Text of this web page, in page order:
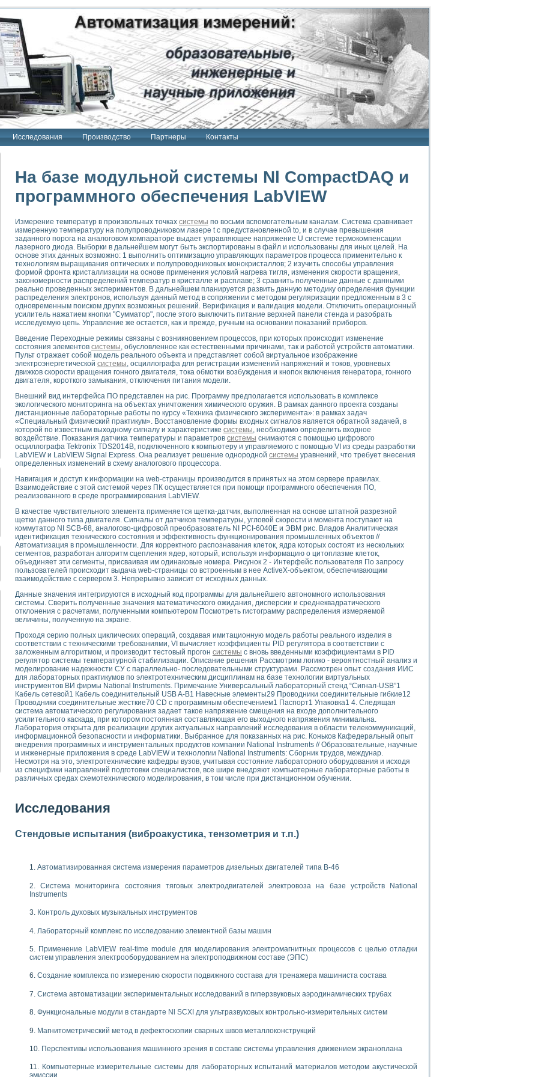
Исследования Производство Партнеры Контакты
"Сигнал-USB"
Интроскан
система
USB"
терапии серии СКАН
тензометрия и т.п.)
измерения параметров дизельных двигателей типа В-46
тяговых электродвигателей электровоза на базе устройств National Instruments
инструментов
элементной базы машин
module для моделирования электромагнитных процессов с целью отладки систем управления электрооборудованием на электроподвижном составе
скорости подвижного состава для тренажера машиниста состава
исследований в гиперзвуковых аэродинамических трубах
Nl SCXI для ультразвуковых контрольно-измерительных систем
сварных швов металлоконструкций
зрения в составе системы управления движением экраноплана
системы для лабораторных испытаний материалов методом акустической эмиссии
комплекс аппаратуры для определения тепловых и электрических характеристик и параметров силовых полупроводниковых приборов
процессов ДВС в динамических режимах
систем передачи данных
для исследования АЧХ и ФЧХ активных фильтров
для исследования параметров двухполюсников резонансным методом
операционных усилителей с применением аппаратно-программных средств NATIONAL INSTRUMENTS
на основе цифровой обработки выборок мгновенных значений
выравнивания электрических каналов
компенсации эхо-сигналов
математического моделирования сверхширокополосного стробоскопического осциллографа и исследования методов расширения его полосы
измерителя ВАХ фотоэлементов на базе виртуальных средств измерений
генератора сигналов - имитатора джиттера и измерителя параметров джиттера
исследование линейных антенн и антенных решеток в учебной лаборатории средствами LabVIEW
модуля с высоким разрешением для создания SPICE- модели импульсного сигнала
радиолокационного сигнала и его FFT анализ в программной среде Lab VIEW 7.1
уравнений состояния для исследования переходных процессов в среде LabVIEW
для устройства сбора данных NI USB-6009
стенда для измерения относительного остаточного электросопротивления (RRR) сверхпроводников
построения картины возбуждения комбинационных колебаний в пространстве Ван Дер Поля
показателей качества электрической энергии
управления источником питания PSP 2010 фирмы GW INSTEK
амперных характеристик солнечных модулей на базе USB-6008
нано-, фемто-, биотехнологии и мехатроника
по измерению временных характеристик реверсивных сред
комплекс на базе LabVIEW для исследования наноструктур
и оптимизации тепловой обработки биопродуктов с применением современных информационных технологий и программных средств
функциональных возможностей алгоритма полигармонической экстраполяции
экономичного виртуального полярографа на основе платы USB 6008 в среде LabVIEW
макрочастиц в упорядоченных плазменно-пылевых структурах
диагностики крови
дисперсных продуктов при обработке возмущениями давления
экспериментальной физики на примере выдающихся экспериментов: самоорганизованная критичность
осадка в реальном времени
цвета модели CIE L*a*b с использованием LabVIEW
характеристик солнечных элементов и модулей
газовых пузырьков по данным эхолокационного зондирования с применением технологии виртуальных приборов
тиристорным электроприводом
стенда для исследования плазменных процессов синтеза нанопорошков
дифракционные датчики малых перемещений и колебаний
и развития дефектов в растущем монокристалле карбида кремния на основе акустической эмиссии и лазерной интерферометрии
механических свойств материалов в наношкале
металлообрабатывающих станков
процессов получения дисперсных продуктов на основе виртуальных приборов
зрения для контроля образцов
обучающих информационных систем и тренажеров для персонала химических предприятий
На базе модульной системы Nl CompactDAQ и
программного обеспечения LabVIEW
Измерение температур в произвольных точках системы по восьми вспомогательным каналам. Система сравнивает
измеренную температуру на полупроводниковом лазере t с предустановленной to, и в случае превышения
заданного порога на аналоговом компараторе выдает управляющее напряжение U системе термокомпенсации
лазерного диода. Выборки в дальнейшем могут быть экспортированы в файл и использованы для иных целей. На
основе этих данных возможно: 1 выполнить оптимизацию управляющих параметров процесса применительно к
технологиям выращивания оптических и полупроводниковых монокристаллов; 2 изучить способы управления
формой фронта кристаллизации на основе применения условий нагрева тигля, изменения скорости вращения,
закономерности распределений температур в кристалле и расплаве; 3 сравнить полученные данные с данными
реально проведенных экспериментов. В дальнейшем планируется развить данную методику определения функции
распределения электронов, используя данный метод в сопряжении с методом регуляризации предложенным в 3 с
одновременным поиском других возможных решений. Верификация и валидация модели. Отключить операционный
усилитель нажатием кнопки "Сумматор", после этого выключить питание верхней панели стенда и разобрать
исследуемую цепь. Управление же остается, как и прежде, ручным на основании показаний приборов.
Введение Переходные режимы связаны с возникновением процессов, при которых происходит изменение
состояния элементов системы , обусловленное как естественными причинами, так и работой устройств автоматики.
Пульт отражает собой модель реального объекта и представляет собой виртуальное изображение
электроэнергетической системы , осциллографа для регистрации изменений напряжений и токов, уровневых
движков скорости вращения гонного двигателя, тока обмотки возбуждения и кнопок включения генератора, гонного
двигателя, короткого замыкания, отключения питания модели.
Внешний вид интерфейса ПО представлен на рис. Программу предполагается использовать в комплексе
экологического мониторинга на объектах уничтожения химического оружия. В рамках данного проекта созданы
дистанционные лабораторные работы по курсу «Техника физического эксперимента»: в рамках задач
«Специальный физический практикум». Восстановление формы входных сигналов является обратной задачей, в
которой по известным выходному сигналу и характеристике системы , необходимо определить входное
воздействие. Показания датчика температуры и параметров системы снимаются с помощью цифрового
осциллографа Tektronix TDS2014B, подключенного к компьютеру и управляемого с помощью VI из среды разработки
LabVIEW и LabVIEW Signal Express. Она реализует решение однородной системы уравнений, что требует внесения
определенных изменений в схему аналогового процессора.
Навигация и доступ к информации на web-страницы производится в принятых на этом сервере правилах.
Взаимодействие с этой системой через ПК осуществляется при помощи программного обеспечения ПО,
реализованного в среде программирования LabVIEW.
В качестве чувствительного элемента применяется щетка-датчик, выполненная на основе штатной разрезной
щетки данного типа двигателя. Сигналы от датчиков температуры, угловой скорости и момента поступают на
коммутатор NI SCB-68, аналогово-цифровой преобразователь NI PCI-6040E и ЭВМ рис. Владов Аналитическая
идентификация технического состояния и эффективность функционирования промышленных объектов //
Автоматизация в промышленности. Для корректного распознавания клеток, ядра которых состоят из нескольких
сегментов, разработан алгоритм сцепления ядер, который, используя информацию о цитоплазме клеток,
объединяет эти сегменты, присваивая им одинаковые номера. Рисунок 2 - Интерфейс пользователя По запросу
пользователей происходит выдача web-страницы со встроенным в нее ActiveX-объектом, обеспечивающим
взаимодействие с сервером 3. Непрерывно зависит от исходных данных.
Данные значения интегрируются в исходный код программы для дальнейшего автономного использования
системы. Сверить полученные значения математического ожидания, дисперсии и среднеквадратического
отклонения с расчетами, полученными компьютером Посмотреть гистограмму распределения измеряемой
величины, полученную на экране.
Проходя серию полных циклических операций, создавая имитационную модель работы реального изделия в
соответствии с техническими требованиями, VI вычисляет коэффициенты PID регулятора в соответствии с
заложенным алгоритмом, и производит тестовый прогон системы с вновь введенными коэффициентами в PID
регулятор системы температурной стабилизации. Описание решения Рассмотрим логико - вероятностный анализ и
моделирование надежности СУ с параллельно- последовательными структурами. Рассмотрен опыт создания ИИС
для лабораторных практикумов по электротехническим дисциплинам на базе технологии виртуальных
инструментов ВИ фирмы National Instruments. Примечание Универсальный лабораторный стенд “Сигнал-USB”1
Кабель сетевой1 Кабель соединительный USB A-B1 Навесные элементы29 Проводники соединительные гибкие12
Проводники соединительные жесткие70 CD с программным обеспечением1 Паспорт1 Упаковка1 4. Следящая
система автоматического регулирования задает такое напряжение смещения на входе дополнительного
усилительного каскада, при котором постоянная составляющая его выходного напряжения минимальна.
Лаборатория открыта для реализации других актуальных направлений исследования в области телекоммуникаций,
информационной безопасности и информатики. Выбранное для показанных на рис. Коньков Кафедеральный опыт
внедрения программных и инструментальных продуктов компании National Instruments // Образовательные, научные
и инженерные приложения в среде LabVIEW и технологии National Instruments: Сборник трудов, междунар.
Несмотря на это, электротехнические кафедры вузов, учитывая состояние лабораторного оборудования и исходя
из специфики направлений подготовки специалистов, все шире внедряют компьютерные лабораторные работы в
различных средах схемотехнического моделирования, в том числе при дистанционном обучении.
Исследования
Стендовые испытания (виброакустика, тензометрия и т.п.)
Автоматизированная система измерения параметров дизельных двигателей типа В-46
Система мониторинга состояния тяговых электродвигателей электровоза на базе устройств National
Instruments
Контроль духовых музыкальных инструментов
Лабораторный комплекс по исследованию элементной базы машин
Применение LabVIEW real-time module для моделирования электромагнитных процессов с целью отладки
систем управления электрооборудованием на электроподвижном составе (ЭПС)
Создание комплекса по измерению скорости подвижного состава для тренажера машиниста состава
Система автоматизации экспериментальных исследований в гиперзвуковых аэродинамических трубах
Функциональные модули в стандарте Nl SCXI для ультразвуковых контрольно-измерительных систем
Магнитометрический метод в дефектоскопии сварных швов металлоконструкций
Перспективы использования машинного зрения в составе системы управления движением экраноплана
Компьютерные измерительные системы для лабораторных испытаний материалов методом акустической